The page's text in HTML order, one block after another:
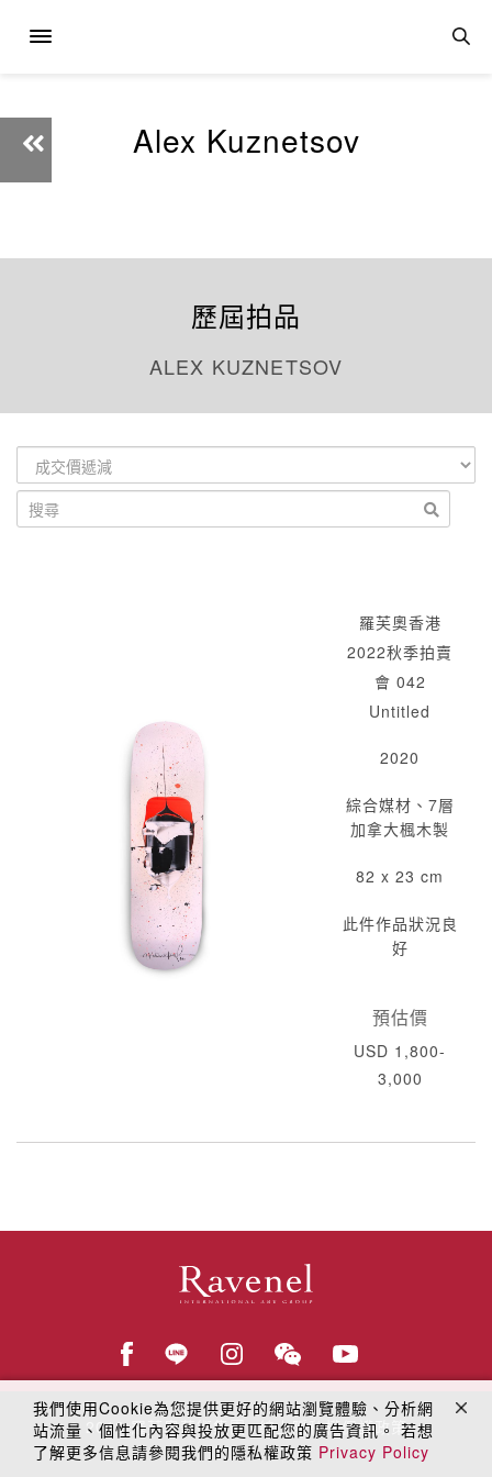
Alex Kuznetsov
歷屆拍品
ALEX KUZNETSOV
羅芙奧香港
2022秋季拍賣
會 042
Untitled
2020
綜合媒材、7層
加拿大楓木製
82 x 23 cm
此件作品狀況良
好
預估價
USD 1,800-
3,000
© 2018羅芙奧藝術集團 線上隱私權保護政策
我們使用Cookie為您提供更好的網站瀏覽體驗、分析網
站流量、個性化內容與投放更匹配您的廣告資訊。 若想
了解更多信息請參閱我們的隱私權政策 Privacy Policy